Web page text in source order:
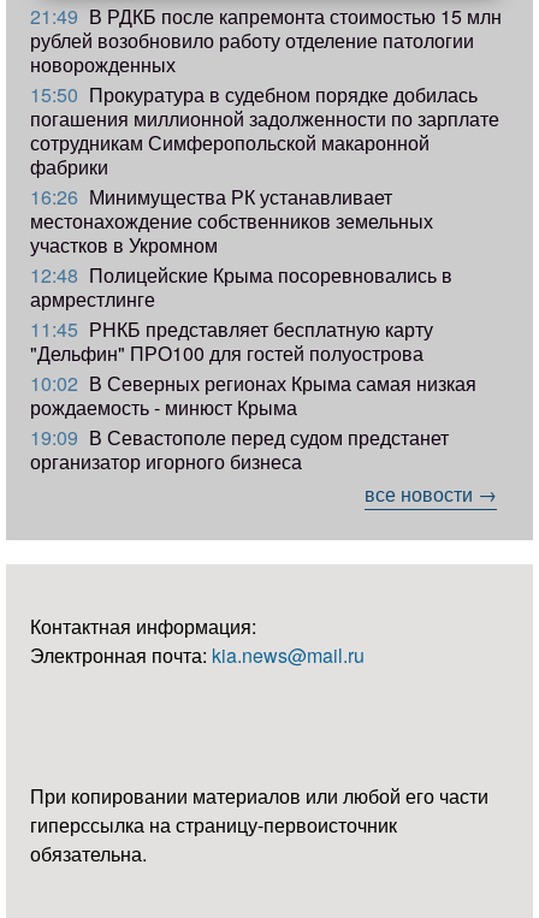
21:49 В РДКБ после капремонта стоимостью 15 млн
рублей возобновило работу отделение патологии
новорожденных
15:50 Прокуратура в судебном порядке добилась
погашения миллионной задолженности по зарплате
сотрудникам Симферопольской макаронной
фабрики
16:26 Минимущества РК устанавливает
местонахождение собственников земельных
участков в Укромном
12:48 Полицейские Крыма посоревновались в
армрестлинге
11:45 РНКБ представляет бесплатную карту
"Дельфин" ПРО100 для гостей полуострова
10:02 В Северных регионах Крыма самая низкая
рождаемость - минюст Крыма
19:09 В Севастополе перед судом предстанет
организатор игорного бизнеса
все новости →
Контактная информация:
Электронная почта: kia.news@mail.ru
При копировании материалов или любой его части
гиперссылка на страницу-первоисточник
обязательна.